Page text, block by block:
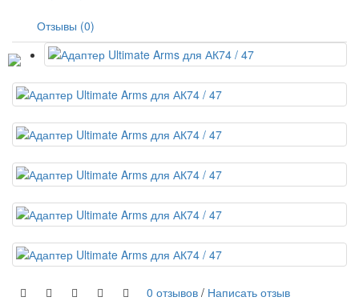
Отзывы (0)
0 отзывов / Написать отзыв